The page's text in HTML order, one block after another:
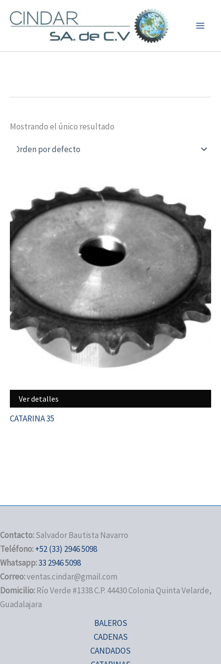
Mostrando el único resultado
Ver detalles
CATARINA 35
Contacto:Salvador Bautista Navarro
Teléfono:+52 (33) 2946 5098
Whatsapp:33 2946 5098
Correo:ventas.cindar@gmail.com
Domicilio:Río Verde #1338 C.P. 44430 Colonia Quinta Velarde,
Guadalajara
BALEROS
CADENAS
CANDADOS